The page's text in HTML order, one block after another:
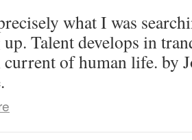
what I was
Talent develops in
of human life. by